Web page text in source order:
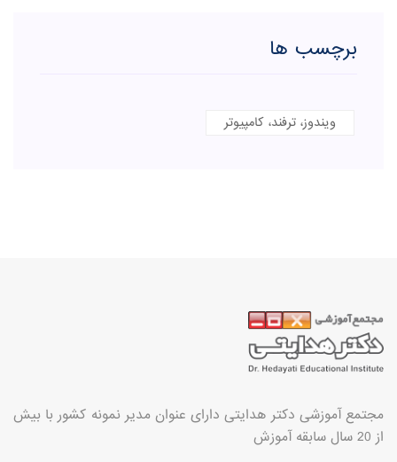
برچسب ها
ویندوز، ترفند، کامپیوتر
مجتمع آموزشی دکتر هدایتی دارای عنوان مدیر نمونه کشور با بیش
از 20 سال سابقه آموزش